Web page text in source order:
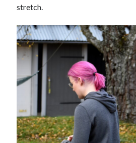
VI TRÄNAR VIDARE!
MYCKET FLUGOR
IDA; dagens hoppning!
HINDERBANA
Kategorier
stretch.